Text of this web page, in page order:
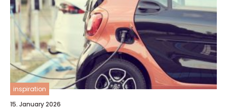
inspiration
15. January 2026